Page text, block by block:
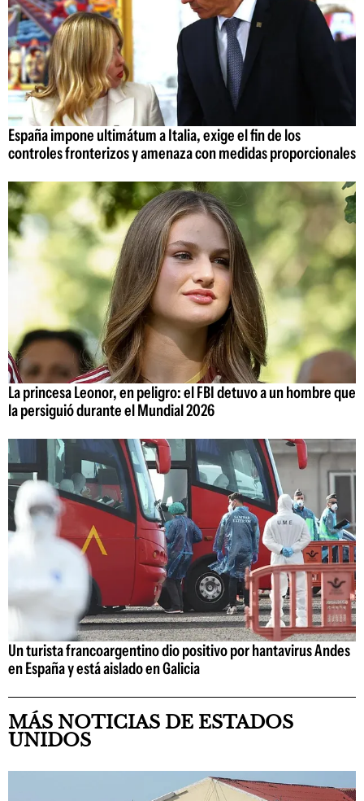
España impone ultimátum a Italia, exige el fin de los
controles fronterizos y amenaza con medidas proporcionales
La princesa Leonor, en peligro: el FBI detuvo a un hombre que
la persiguió durante el Mundial 2026
Un turista francoargentino dio positivo por hantavirus Andes
en España y está aislado en Galicia
MÁS NOTICIAS DE ESTADOS
UNIDOS